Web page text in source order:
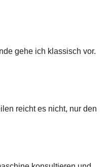
gehe ich klassisch vor.
reicht es nicht, nur den